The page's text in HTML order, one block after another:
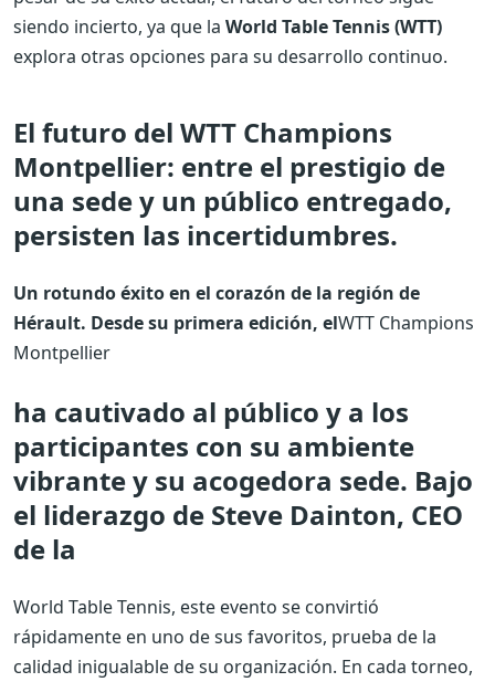
siendo incierto, ya que la World Table Tennis (WTT)
explora otras opciones para su desarrollo continuo.
El futuro del WTT Champions
Montpellier: entre el prestigio de
una sede y un público entregado,
persisten las incertidumbres.
Un rotundo éxito en el corazón de la región de
Hérault. Desde su primera edición, elWTT Champions
Montpellier
ha cautivado al público y a los
participantes con su ambiente
vibrante y su acogedora sede. Bajo
el liderazgo de Steve Dainton, CEO
de la
World Table Tennis, este evento se convirtió
rápidamente en uno de sus favoritos, prueba de la
calidad inigualable de su organización. En cada torneo,